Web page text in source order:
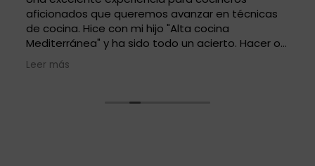
aficionados que queremos avanzar en técnicas
de cocina. Hice con mi hijo "Alta cocina
Mediterránea" y ha sido todo un acierto. Hacer o
no el menú publicado en la web tiene poca
importancia. Nos vamos con un montón de
cocina y afinar las conocidas. Local, y medios de
Leer más